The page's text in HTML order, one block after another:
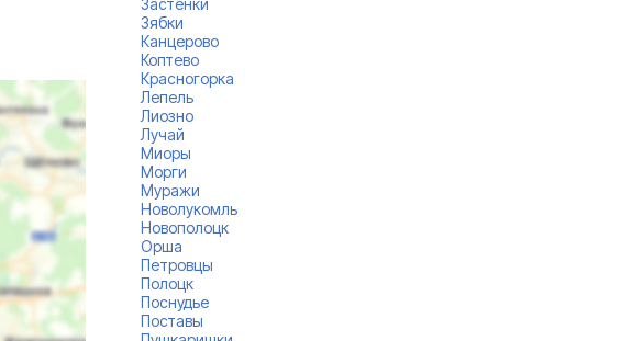
Застенки
Зябки
Канцерово
Коптево
Красногорка
Лепель
Лиозно
Лучай
Миоры
Морги
Муражи
Новолукомль
Новополоцк
Орша
Петровцы
Полоцк
Поснудье
Поставы